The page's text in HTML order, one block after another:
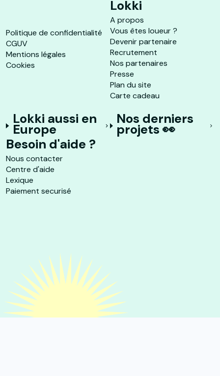
Politique de confidentialité
CGUV
Mentions légales
Cookies
Lokki
A propos
Vous êtes loueur ?
Devenir partenaire
Recrutement
Nos partenaires
Presse
Plan du site
Carte cadeau
Lokki aussi en
Europe
Nos derniers
projets 👀
Besoin d'aide ?
Nous contacter
Centre d'aide
Lexique
Paiement securisé